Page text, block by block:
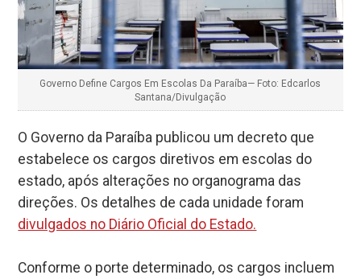
Governo Define Cargos Em Escolas Da Paraíba— Foto: Edcarlos
Santana/Divulgação
O Governo da Paraíba publicou um decreto que
estabelece os cargos diretivos em escolas do
estado, após alterações no organograma das
direções. Os detalhes de cada unidade foram
divulgados no Diário Oficial do Estado.
Conforme o porte determinado, os cargos incluem